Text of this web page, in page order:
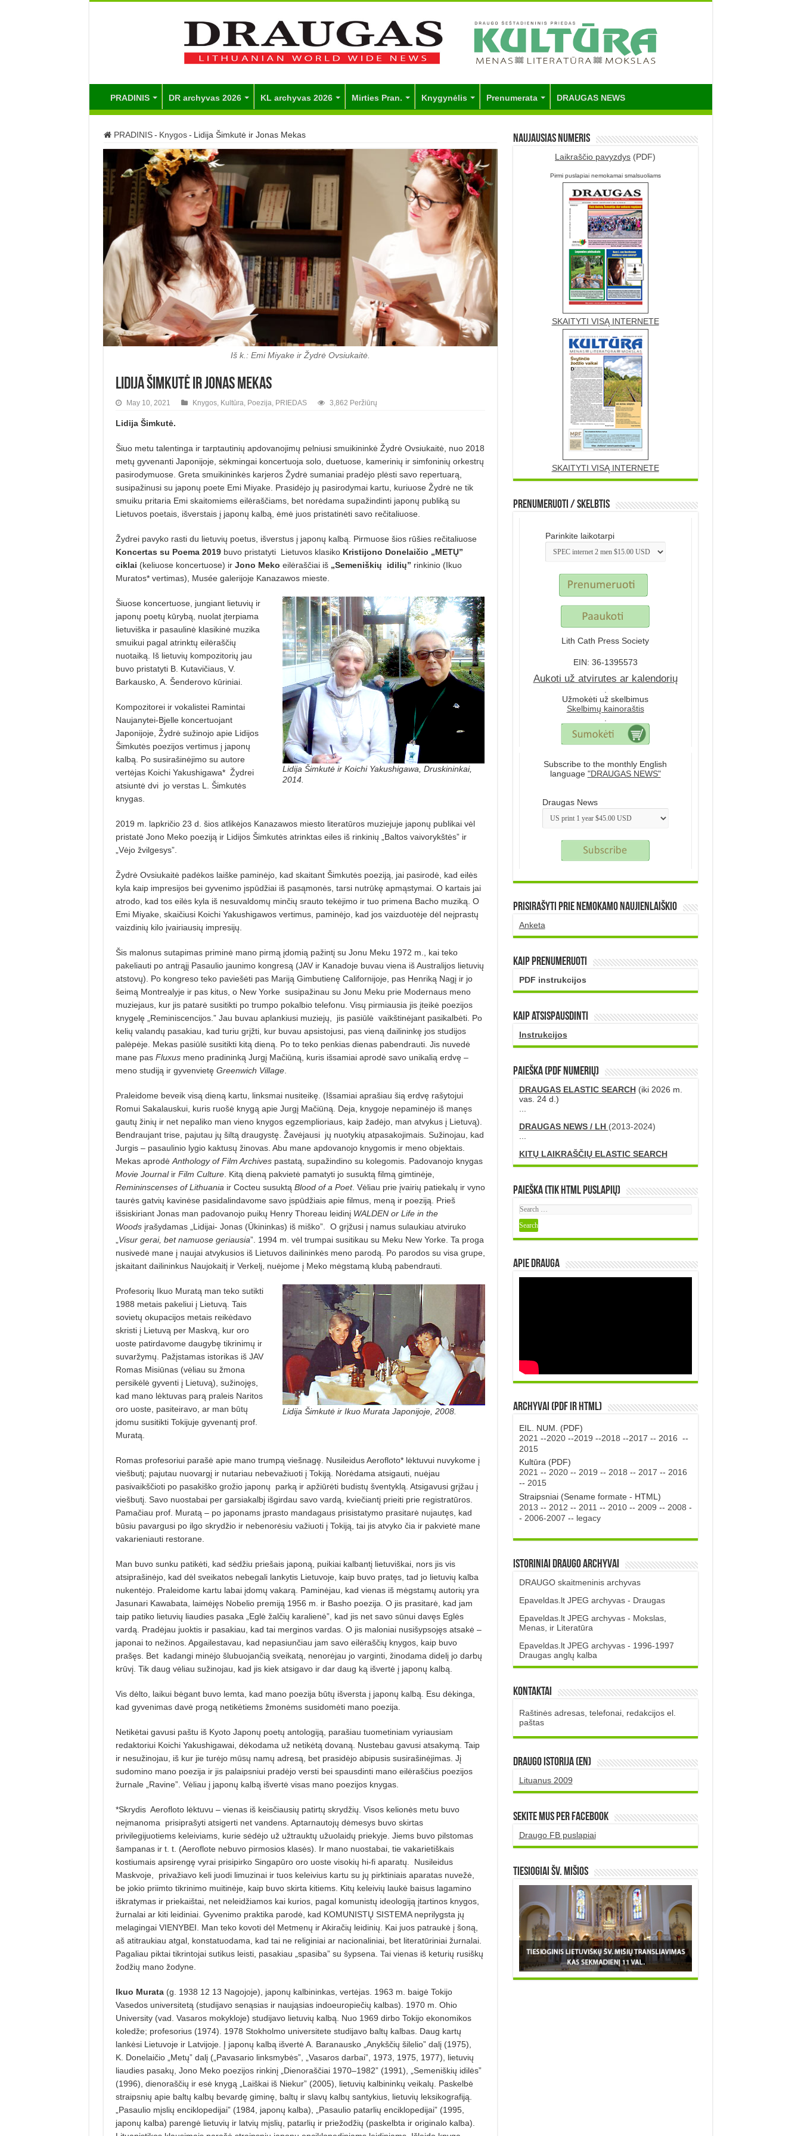
PRADINIS DR archyvas 2026 KL archyvas 2026 Mirties Pran. Knygynėlis Prenumerata DRAUGAS NEWS
PRADINIS - Knygos - Lidija Šimkutė ir Jonas Mekas
Iš k.: Emi Miyake ir Žydrė Ovsiukaitė.
Lidija Šimkutė ir Jonas Mekas
May 10, 2021 Knygos, Kultūra Poezija PRIEDAS 3,862 Peržiūrų
Lidija Šimkutė.
Šiuo metu talentinga ir tarptautinių apdovanojimų pelniusi smuikininkė Žydrė Ovsiukaitė, nuo 2018
metų gyvenanti Japonijoje, sėkmingai koncertuoja solo, duetuose, kamerinių ir simfoninių orkestrų
pasirodymuose. Greta smuikininkės karjeros Žydrė sumaniai pradėjo plėsti savo repertuarą,
susipažinusi su japonų poete Emi Miyake. Prasidėjo jų pasirodymai kartu, kuriuose Žydrė ne tik
smuiku pritaria Emi skaitomiems eilėraščiams, bet norėdama supažindinti japonų publiką su
Lietuvos poetais, išverstais į japonų kalbą, ėmė juos pristatinėti savo rečitaliuose.
Žydrei pavyko rasti du lietuvių poetus, išverstus į japonų kalbą. Pirmuose šios rūšies rečitaliuose
Koncer­tas su Poema 2019buvo pristatyti Lietuvos klasiko Kristijono Donelaičio „METŲ”
ciklai (keliuose koncertuose) ir Jono Meko eilėraščiai iš „Semeniškių idilių” rinkinio (Ikuo
Muratos* vertimas), Musée galerijoje Kanazawos mieste.
Lidija Šimkutė ir Koichi Yakushigawa, Druskininkai,
2014.
Šiuose koncertuose, jungiant lietuvių ir
japonų poetų kūrybą, nuolat įterpiama
lietuviška ir pasaulinė klasikinė muzika
smuikui pagal atrinktų eilėraščių
nuotaiką. Iš lietuvių kompozitorių jau
buvo pristatyti B. Kutavičiaus, V.
Barkausko, A. Šenderovo kūriniai.
Kompozitorei ir vokalistei Ramintai
Naujanytei-Bjelle koncertuojant
Japonijoje, Žydrė sužinojo apie Lidi­jos
Šimkutės poezijos vertimus į japonų
kalbą. Po susirašinėjimo su auto­­re
vertėjas Koichi Yakushigawa* Žydrei
atsiuntė dvi jo verstas L. Šimku­­tės
knygas.
2019 m. lapkričio 23 d. šios atlikėjos Kanazawos miesto literatūros muziejuje japonų publikai vėl
pristatė Jono Meko poeziją ir Lidijos Šimkutės atrinktas eiles iš rinkinių „Baltos vaivo­rykštės” ir
„Vėjo žvilgesys”.
Žydrė Ovsiukaitė padėkos laiške paminėjo, kad skaitant Šimkutės poeziją, jai pasirodė, kad eilės
kyla kaip impresijos bei gyvenimo įspūdžiai iš pasąmonės, tarsi nutrūkę apmąstymai. O kartais jai
atrodo, kad tos eilės kyla iš nesuvaldomų minčių srauto tekėjimo ir tuo primena Bacho muziką. O
Emi Miyake, skaičiusi Koichi Yakushi­gawos vertimus, paminėjo, kad jos vaiz­duotėje dėl neįprastų
vaizdinių kilo įvairiausių impresijų.
Šis malonus sutapimas priminė mano pirmą įdomią pažintį su Jonu Meku 1972 m., kai teko
pakeliauti po antrąjį Pasaulio jaunimo kongresą (JAV ir Kanadoje buvau viena iš Australijos lietuvių
atstovų). Po kongreso teko paviešėti pas Mariją Gimbutienę Californijoje, pas Henriką Nagį ir jo
šeimą Montrealyje ir pas kitus, o New Yorke susipažinau su Jonu Meku prie Modernaus meno
muziejaus, kur jis patarė susitikti po trumpo pokalbio telefonu. Visų pirmiausia jis įteikė poezi­jos
knygelę „Reminiscencijos.” Jau buvau aplankiusi muziejų,
jis pasiūlė vaikštinėjant pasikalbėti. Po
kelių valandų pasakiau, kad turiu grįžti, kur buvau apsistojusi, pas vieną dailininkę jos studijos
palėpėje. Mekas pasiūlė susitikti kitą dieną. Po to teko penkias dienas pabendrauti. Jis nuvedė
ma­ne pas Fluxusmeno pradininką Jur­gį Mačiūną, kuris išsamiai aprodė savo unikalią erdvę –
meno studiją ir gyvenvietę Greenwich Village.
Praleidome beveik visą dieną kartu, linksmai nusiteikę. (Išsamiai aprašiau šią erdvę rašytojui
Romui Sakalauskui, kuris ruošė knygą apie Jurgį Mačiūną. Deja, knygoje nepaminėjo iš manęs
gautų žinių ir net nepaliko man vieno knygos egzemplioriaus, kaip žadėjo, man atvykus į Lietuvą).
Bendraujant trise, pajutau jų šiltą draugystę. Žavėjausi jų nuotykių atpasakojimais. Sužinojau, kad
Jurgis – pasaulinio lygio kaktusų žinovas. Abu mane apdovanojo knygomis ir meno objektais.
Mekas aprodė Anthology of Film Archivespastatą, supažindino su kolegomis. Padovanojo knygas
Movie Journalir Film Culture. Kitą dieną pakvie­tė pamatyti jo susuktą filmą gimtinėje,
Remininscenses of Lithuania ir Cocteu susuktą Blood of a Poet. Vėliau prie įvairių patiekalų ir vyno
taurės gatvių kavinėse pasidalindavome savo įspūdžiais apie filmus, meną ir poeziją. Prieš
išsiskiriant Jonas man padovanojo puikų Henry Thoreau leidinį WALDEN or Life in the
Woods įrašydamas „Lidijai- Jonas (Ūkininkas) iš miško”.
O grįžusi į namus sulaukiau atviruko
Visur gerai, bet namuose geriausia”. 1994 m. vėl trumpai susitikau su Meku New Yorke. Ta proga
nusivedė mane į naujai atvykusios iš Lietuvos dailininkės meno parodą. Po parodos su visa grupe,
įskaitant dailininkus Naujokaitį ir Verkelį, nuėjome į Meko mėgstamą klubą pabendrauti.
Lidija Šimkutė ir Ikuo Murata Japonijoje, 2008.
Profesorių Ikuo Muratą man teko sutikti
1988 metais pakeliui į Lietuvą. Tais
sovietų okupacijos metais reikėdavo
skristi į Lietuvą per Maskvą, kur oro
uoste patirdavome daugybę tikrinimų ir
suvaržymų. Pažįstamas istorikas iš JAV
Romas Misiūnas (vėliau su žmona
persikėlė gyventi į Lietuvą), sužinojęs,
kad mano lėktuvas parą praleis Naritos
oro uoste, pasiteiravo, ar man būtų
įdomu susitikti Tokijuje gyvenantį prof.
Muratą.
Romas profesoriui parašė apie mano trumpą viešnagę. Nusileidus Aerofloto* lėktuvui nuvykome į
viešbutį; pajutau nuovargį ir nutariau nebevažiuoti į Tokiją. Norėdama atsigauti, nuėjau
pasivaikščioti po pasakiško grožio japonų
parką ir apžiūrėti budistų šventyklą. Atsigavusi grįžau į
viešbutį. Savo nuostabai per garsiakalbį išgirdau savo vardą, kviečiantį prieiti prie registratūros.
Pamačiau prof. Muratą – po japonams įprasto man­dagaus prisistatymo prasitarė nujautęs, kad
būsiu pavargusi po ilgo skrydžio ir nebenorėsiu važiuoti į Tokiją, tai jis atvyko čia ir pakvietė mane
vakarieniauti restorane.
Man buvo sunku patikėti, kad sėdžiu priešais japoną, puikiai kalbantį lietuviškai, nors jis vis
atsiprašinėjo, kad dėl sveikatos nebegali lankytis Lietuvoje, kaip buvo pratęs, tad jo lietu­vių kalba
nukentėjo. Praleidome kartu labai įdomų vakarą. Paminėjau, kad vienas iš mėgstamų autorių yra
Jasunari Kawabata, laimėjęs Nobelio premiją 1956 m. ir Basho poezija. O jis prasitarė, kad jam
taip patiko lietuvių liaudies pasaka „Eglė žalčių karalienė”, kad jis net savo sūnui davęs Eglės
vardą. Pradėjau juoktis ir pasakiau, kad tai merginos vardas. O jis maloniai nusišypsojęs atsakė –
japonai to nežinos. Apgailestavau, kad nepasiun­­čiau jam savo eilėraščių knygos, kaip buvo
prašęs. Bet kadangi minėjo šlubuojančią sveikatą, nenorėjau jo varginti, žinodama didelį jo darbų
krūvį. Tik daug vėliau sužinojau, kad jis kiek atsigavo ir dar daug ką išvertė į japonų kalbą.
Vis dėlto, laikui bėgant buvo lemta, kad mano poezija būtų išversta į japonų kalbą. Esu dėkinga,
kad gyvenimas davė progą netikėtiems žmonėms susidomėti mano poezija.
Netikėtai gavusi paštu iš Kyoto Japonų poetų antologiją, parašiau tuometiniam vyriausiam
redaktoriui Koichi Yakushigawai, dėkodama už netikėtą dovaną. Nustebau gavusi atsakymą. Taip
ir nesužinojau, iš kur jie turėjo mūsų namų adresą, bet prasidėjo abipusis susirašinėjimas. Jį
sudomino mano poezija ir jis palaipsniui pradėjo versti bei spausdinti mano eilėraščius poezijos
žurnale „Ravine”. Vėliau į japonų kalbą išvertė visas mano poezijos knygas.
*Skrydis Aerofloto lėktuvu – vienas iš keisčiausių patirtų skrydžių. Visos kelionės metu buvo
neįmanoma
pri­siprašyti atsigerti net vandens. Aptarnautojų dėmesys buvo skirtas
privilegijuotiems keleiviams, kurie sėdėjo už užtrauktų užuolaidų priekyje. Jiems buvo pilstomas
šampanas ir t. t. (Aeroflote nebuvo pirmosios klasės). Ir mano nuostabai, tie vakarietiškais
kostiumais apsirengę vyrai prisipirko Singapūro oro uoste visokių hi-fi aparatų.
Nusileidus
Maskvoje,
privažiavo keli juodi limuzinai ir tuos keleivius kartu su jų pirktiniais aparatas nuvežė,
be jokio priimto tikrinimo muitinėje, kaip buvo skirta kitiems. Kitų keleivių laukė baisus lagamino
iškratymas ir priekaištai, net neleidžiamos kai kurios, pagal komunistų ideologiją įtartinos knygos,
žurnalai ar kiti leidiniai. Gyvenimo praktika parodė, kad KOMUNISTŲ SISTEMA neprilygsta jų
melagingai VIENYBEI. Man teko kovoti dėl Metmenų ir Akiračių leidinių. Kai juos patraukė į šoną,
aš atitraukiau atgal, konstatuodama, kad tai ne religiniai ar nacionaliniai, bet literatūriniai žurnalai.
Pagaliau piktai tikrintojai sutikus leisti, pasakiau „spasiba” su šypsena. Tai vienas iš keturių rusiš­kų
žodžių mano žodyne.
Ikuo Murata(g. 1938 12 13 Na­gojoje), japonų kalbininkas, vertėjas. 1963 m. baigė Tokijo
Vasedos universitetą (studijavo senąsias ir naująsias indoeuropiečių kalbas). 1970 m. Ohio
University (vad. Vasaros mokykloje) studijavo lietuvių kalbą. Nuo 1969 dirbo Tokijo ekonomikos
koledže; profesorius (1974). 1978 Stokholmo universi­tete studijavo baltų kalbas. Daug kartų
lankėsi Lietuvoje ir Latvijoje. Į japo­nų kalbą išvertė A. Baranausko „Anykš­čių šilelio” dalį (1975),
K. Donelaičio „Metų” dalį („Pavasario linksmybės”, „Vasaros darbai”, 1973, 1975, 1977), lietuvių
liaudies pasakų, Jo­no Meko poezijos rinkinį „Dienoraščiai 1970–1982” (1991), „Semeniškių idilės”
(1996), dienoraščių ir esė knygą „Laiškai iš Niekur” (2005), lietuvių kalbininkų veikalų. Paskelbė
straipsnių apie baltų kalbų bevardę giminę, baltų ir slavų kalbų santykius, lietuvių leksikografiją.
„Pasaulio mįslių enciklopedijai” (1984, japonų kalba), „Pasaulio patarlių enciklopedijai” (1995,
japonų kalba) parengė lietuvių ir latvių mįslių, patarlių ir priežodžių (paskelbta ir originalo kalba).
Naujausias numeris
Laikraščio pavyzdys (PDF)
Pirmi puslapiai nemokamai smalsuoliams
SKAITYTI VISĄ INTERNETE
SKAITYTI VISĄ INTERNETE
Prenumeruoti / Skelbtis
Parinkite laikotarpi
Lith Cath Press Society
EIN: 36-1395573
Aukoti už atvirutes ar kalendorių
.
Užmokėti už skelbimus
Skelbimų kainoraštis
.
Subscribe to the monthly English
language "DRAUGAS NEWS"
Draugas News
Prisirašyti prie nemokamo naujienlaiškio
Anketa
Kaip prenumeruoti
PDF instrukcijos
Kaip atsispausdinti
Instrukcijos
PAIEŠKA (PDF numerių)
DRAUGAS ELASTIC SEARCH(iki 2026 m.
vas. 24 d.)
...
DRAUGAS NEWS / LH (2013-2024)
...
KITŲ LAIKRAŠČIŲ ELASTIC SEARCH
Paieška (tik HTML puslapių)
Apie DRAUGA
Archyvai (PDF ir HTML)
EIL. NUM. (PDF)
2021 --2020--2019 --2018 --2017 -- 2016 --
2015
Kultūra (PDF)
2021 -- 2020-- 2019 -- 2018 -- 2017 -- 2016
-- 2015
Straipsniai (Sename formate - HTML)
2013 -- 2012 -- 2011 -- 2010-- 2009 -- 2008 -
- 2006-2007 -- legacy
Istoriniai DRAUGO Archyvai
DRAUGO skaitmeninis archyvas
Epaveldas.lt JPEG archyvas - Draugas
Epaveldas.lt JPEG archyvas - Mokslas,
Menas, ir Literatūra
Epaveldas.lt JPEG archyvas - 1996-1997
Draugas anglų kalba
Kontaktai
Raštinės adresas, telefonai, redakcijos el.
paštas
DRAUGO istorija (EN)
Lituanus 2009
Sekite mus per Facebook
Draugo FB puslapiai
TIESIOGIAI šv. MIŠIOS